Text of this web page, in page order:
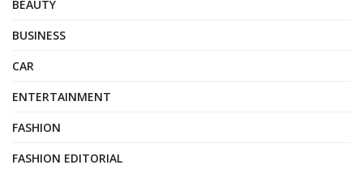
BEAUTY
BUSINESS
CAR
ENTERTAINMENT
FASHION
FASHION EDITORIAL